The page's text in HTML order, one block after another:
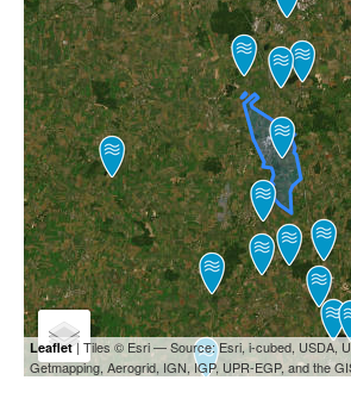
Leaflet| Tiles © Esri — Source: Esri, i-cubed, USDA,
Getmapping, Aerogrid, IGN, IGP, UPR-EGP, and the